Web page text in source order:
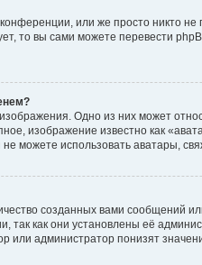
или же просто никто
то вы сами можете перевести
Одно из них может
изображение известно как
можете использовать аватары,
созданных вами сообщений
как они установлены её
администратор понизят